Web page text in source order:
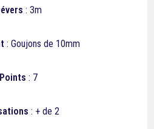
: 3m
: Goujons de 10mm
Points : 7
: + de 2